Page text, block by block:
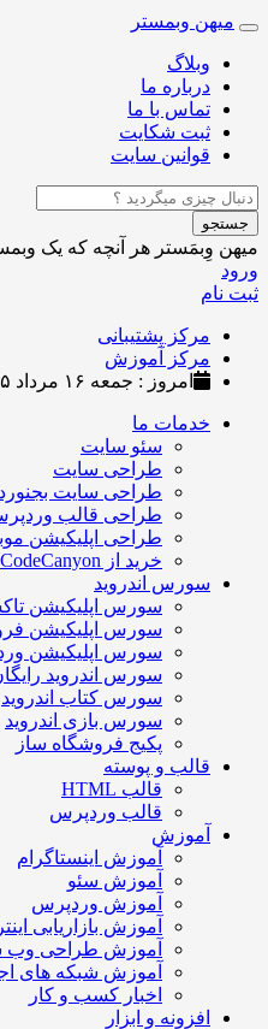
Toggle
navigation
میهن وبمستر
وبلاگ
درباره ما
تماس با ما
ثبت شکایت
قوانین سایت
جستجو
میهن وِبمَستر هر آنچه که یک
ورود
ثبت نام
مرکز پشتیبانی
مرکز آموزش
امروز : جمعه ۱۶ مرداد ۱۴۰۵
خدمات ما
سئو سایت
طراحی سایت
طراحی سایت بجنورد
طراحی قالب
طراحی اپلیکیشن
خرید از CodeCanyon
سورس اندروید
سورس اپلیکیشن
سورس اپلیکیشن
سورس اپلیکیشن
سورس اندروید
سورس کتاب اندروید
سورس بازی اندروید
پکیج فروشگاه ساز
قالب و پوسته
قالب HTML
قالب وردپرس
آموزش
آموزش اینستاگرام
آموزش سئو
آموزش وردپرس
آموزش بازاریابی
آموزش طراحی وب
آموزش شبکه های
اخبار کسب و کار
افزونه و ابزار